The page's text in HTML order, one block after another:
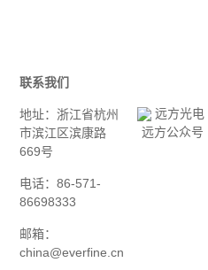
联系我们
地址：浙江省杭州
市滨江区滨康路
669号
电话：86-571-
86698333
邮箱：
china@everfine.cn
远方公众号